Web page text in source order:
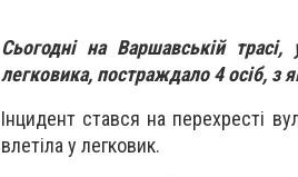
Сьогодні на Варшавській
легковика, постраждало 4 осіб, з
Інцидент стався на перехресті
влетіла у легковик.